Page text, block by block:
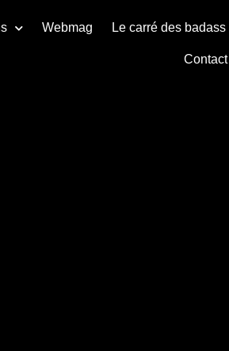
Webmag Le carré des badass
Contact